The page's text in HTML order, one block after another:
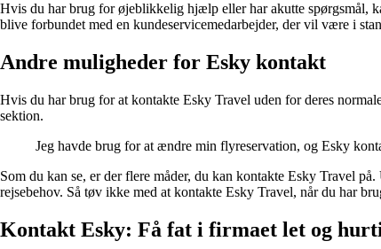
Hvis du har brug for øjeblikkelig hjælp eller har akutte spørgsmål,
blive forbundet med en kundeservicemedarbejder, der vil være i
Andre muligheder for Esky kontakt
Hvis du har brug for at kontakte Esky Travel uden for deres
sektion.
Jeg havde brug for at ændre min flyreservation, og Esky
Som du kan se, er der flere måder, du kan kontakte Esky Travel
rejsebehov. Så tøv ikke med at kontakte Esky Travel, når du har
Kontakt Esky: Få fat i firmaet let og